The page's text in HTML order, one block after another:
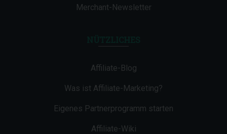
Merchant-Newsletter
Affiliate-Blog
Was ist Affiliate-Marketing?
Eigenes Partnerprogramm starten
Affiliate-Wiki